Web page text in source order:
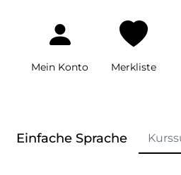
Mein Konto Merkliste
Einfache Sprache